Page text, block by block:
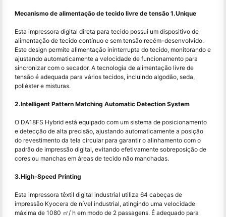
Mecanismo de alimentação de tecido livre de tensão 1.Unique
Esta impressora digital direta para tecido possui um dispositivo de
alimentação de tecido contínuo e sem tensão recém-desenvolvido.
Este design permite alimentação ininterrupta do tecido, monitorando e
ajustando automaticamente a velocidade de funcionamento para
sincronizar com o secador. A tecnologia de alimentação livre de
tensão é adequada para vários tecidos, incluindo algodão, seda,
poliéster e misturas.
2.Intelligent Pattern Matching Automatic Detection System
O DA18FS Hybrid está equipado com um sistema de posicionamento
e detecção de alta precisão, ajustando automaticamente a posição
do revestimento da tela circular para garantir o alinhamento com o
padrão de impressão digital, evitando efetivamente sobreposição de
cores ou manchas em áreas de tecido não manchadas.
3.High-Speed Printing
Esta impressora têxtil digital industrial utiliza 64 cabeças de
impressão Kyocera de nível industrial, atingindo uma velocidade
máxima de 1080 ㎡/ h em modo de 2 passagens. É adequado para